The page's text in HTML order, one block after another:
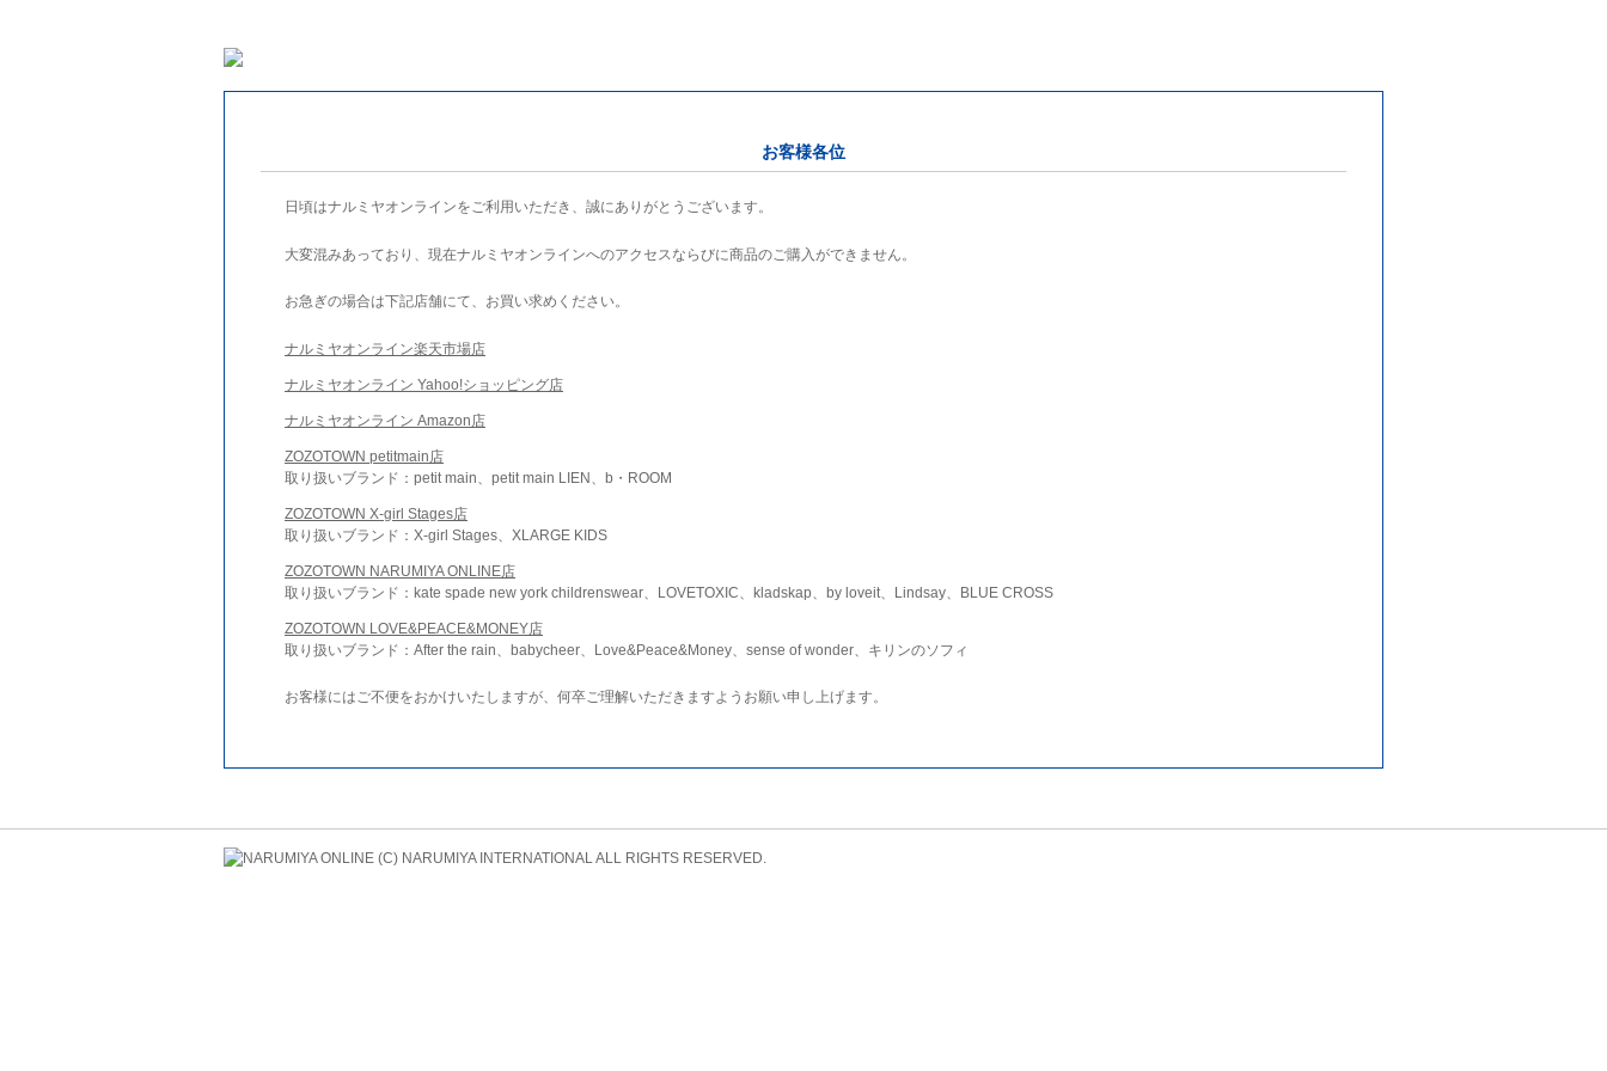
お客様各位
日頃はナルミヤオンラインをご利用いただき、誠にありがとうございます。
大変混みあっており、現在ナルミヤオンラインへのアクセスならびに商品のご購入ができません。
お急ぎの場合は下記店舗にて、お買い求めください。
ナルミヤオンライン楽天市場店
ナルミヤオンライン Yahoo!ショッピング店
ナルミヤオンライン Amazon店
ZOZOTOWN petitmain店
取り扱いブランド：petit main、petit main LIEN、b・ROOM
ZOZOTOWN X-girl Stages店
取り扱いブランド：X-girl Stages、XLARGE KIDS
ZOZOTOWN NARUMIYA ONLINE店
取り扱いブランド：kate spade new york childrenswear、LOVETOXIC、kladskap、by loveit、Lindsay、BLUE CROSS
ZOZOTOWN LOVE&PEACE&MONEY店
取り扱いブランド：After the rain、babycheer、Love&Peace&Money、sense of wonder、キリンのソフィ
お客様にはご不便をおかけいたしますが、何卒ご理解いただきますようお願い申し上げます。